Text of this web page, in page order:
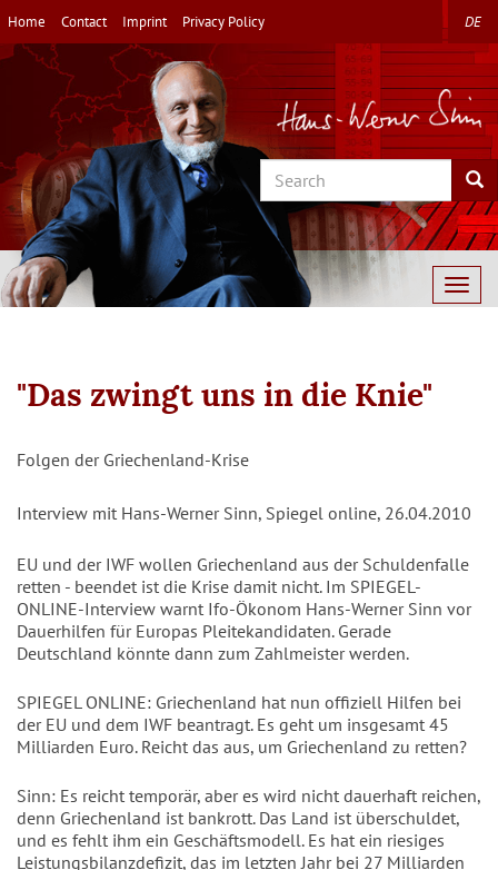
Skip
to
main
Home Contact Imprint Privacy Policy DE
Search
"Das zwingt uns in die Knie"
Folgen der Griechenland-Krise
Interview mit Hans-Werner Sinn, Spiegel online, 26.04.2010
EU und der IWF wollen Griechenland aus der Schuldenfalle
retten - beendet ist die Krise damit nicht. Im SPIEGEL-
ONLINE-Interview warnt Ifo-Ökonom Hans-Werner Sinn vor
Dauerhilfen für Europas Pleitekandidaten. Gerade
Deutschland könnte dann zum Zahlmeister werden.
SPIEGEL ONLINE: Griechenland hat nun offiziell Hilfen bei
der EU und dem IWF beantragt. Es geht um insgesamt 45
Milliarden Euro. Reicht das aus, um Griechenland zu retten?
Sinn: Es reicht temporär, aber es wird nicht dauerhaft reichen,
denn Griechenland ist bankrott. Das Land ist überschuldet,
und es fehlt ihm ein Geschäftsmodell. Es hat ein riesiges
Leistungsbilanzdefizit, das im letzten Jahr bei 27 Milliarden